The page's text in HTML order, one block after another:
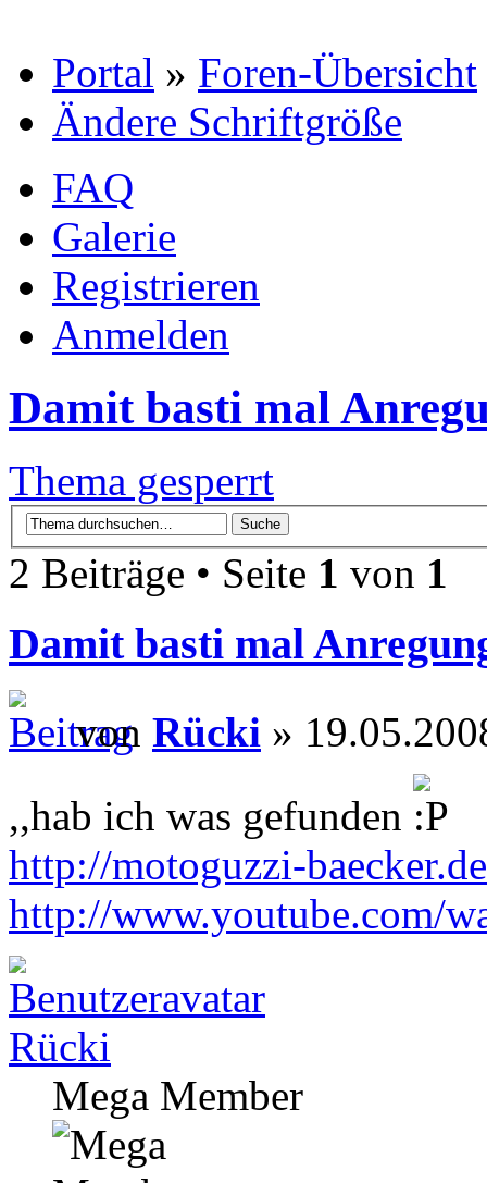
Portal » Foren-Übersicht
Ändere Schriftgröße
FAQ
Galerie
Registrieren
Anmelden
Damit basti mal
Thema gesperrt
2 Beiträge • Seite 1 von 1
Damit basti mal
von Rücki »
,,hab ich was gefunden
http://motoguzzi-
http://www.youtube.com/
Rücki
Mega Member